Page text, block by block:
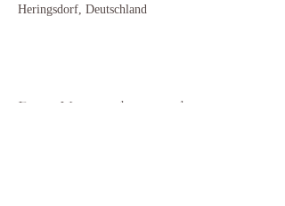
Heringsdorf, Deutschland
Diese Veranstaltung teilen